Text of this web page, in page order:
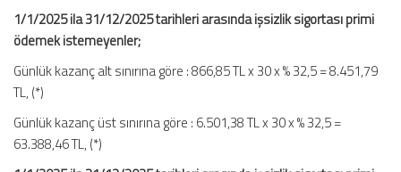
1/1/2025 ila 31/12/2025 tarihleri arasında işsizlik sigortası primi
ödemek istemeyenler;
Günlük kazanç alt sınırına göre : 866,85 TL x 30 x % 32,5 = 8.451,79
TL, (*)
Günlük kazanç üst sınırına göre : 6.501,38 TL x 30 x % 32,5 =
63.388,46 TL, (*)